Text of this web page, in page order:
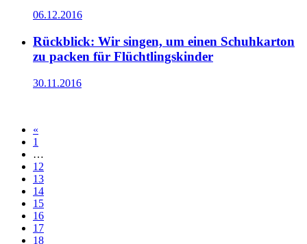
06.12.2016
Rückblick: Wir singen, um einen Schuhkarton
zu packen für Flüchtlingskinder
30.11.2016
«
1
…
12
13
14
15
16
17
18